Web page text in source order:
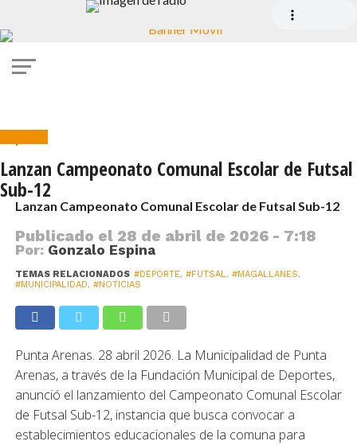
Deporte
Lanzan Campeonato Comunal Escolar de Futsal
Sub-12
Lanzan Campeonato Comunal Escolar de Futsal Sub-12
Publicado el 28 de abril de 2026 - 7:18
Por: Gonzalo Espina
TEMAS RELACIONADOS #DEPORTE, #FUTSAL, #MAGALLANES,
#MUNICIPALIDAD, #NOTICIAS
Punta Arenas. 28 abril 2026. La Municipalidad de Punta
Arenas, a través de la Fundación Municipal de Deportes,
anunció el lanzamiento del Campeonato Comunal Escolar
de Futsal Sub-12, instancia que busca convocar a
establecimientos educacionales de la comuna para